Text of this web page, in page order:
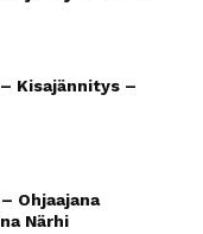
Kisajännitys –
Ohjaajana
Närhi